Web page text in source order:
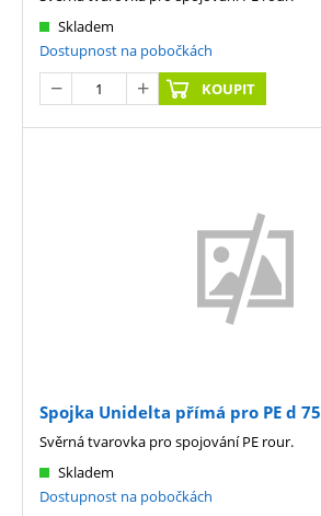
Skladem
Dostupnost na pobočkách
KOUPIT
Spojka Unidelta přímá pro PE d 75
Skladem
Dostupnost na pobočkách
Svěrná tvarovka pro spojování PE rour.